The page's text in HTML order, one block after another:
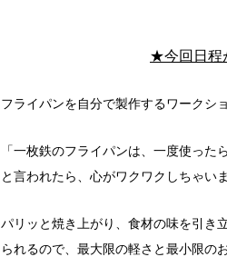
★今回日程
フライパンを自分で製作するワークシ
「一枚鉄のフライパンは、一度使っ
と言われたら、心がワクワクしちゃい
パリッと焼き上がり、食材の味を引き
られるので、最大限の軽さと最小限の